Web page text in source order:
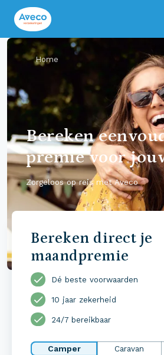
Home
Bereken
premie voor
Zorgeloos op reis met Aveco
Bereken direct je
maandpremie
Dé beste voorwaarden
10 jaar zekerheid
24/7 bereikbaar
Camper Caravan